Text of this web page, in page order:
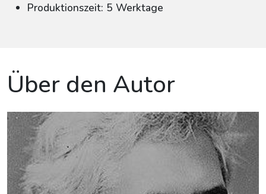
Produktionszeit: 5 Werktage
Über den Autor